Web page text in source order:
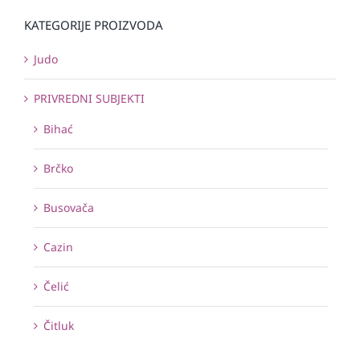
KATEGORIJE PROIZVODA
Judo
PRIVREDNI SUBJEKTI
Bihać
Brčko
Busovača
Cazin
Čelić
Čitluk